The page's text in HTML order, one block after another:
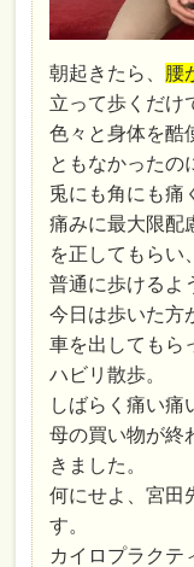
朝起きたら、 腰
立って歩くだけ
色々と身体を酷
ともなかったの
兎にも角にも痛
痛みに最大限配
を正してもらい
普通に歩けるよ
今日は歩いた方
車を出してもら
ハビリ散歩。
しばらく痛い痛
母の買い物が終
きました。
何にせよ、宮田
す。
カイロプラクテ